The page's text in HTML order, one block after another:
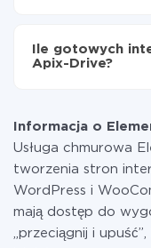
Płacisz tylko za
przekazywana z
w razie potrzeby
informacji o
Ile gotowych
Apix-Drive?
Informacja o
Usługa chmurowa
tworzenia stron
WordPress i
mają dostęp do
„przeciągnij i